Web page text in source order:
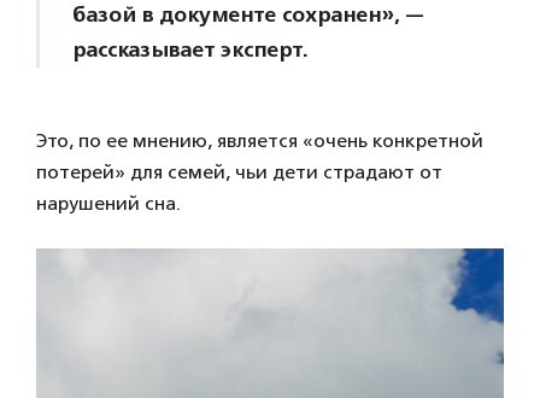
базой в документе сохранен», —
рассказывает эксперт.
Это, по ее мнению, является «очень конкретной
потерей» для семей, чьи дети страдают от
нарушений сна.